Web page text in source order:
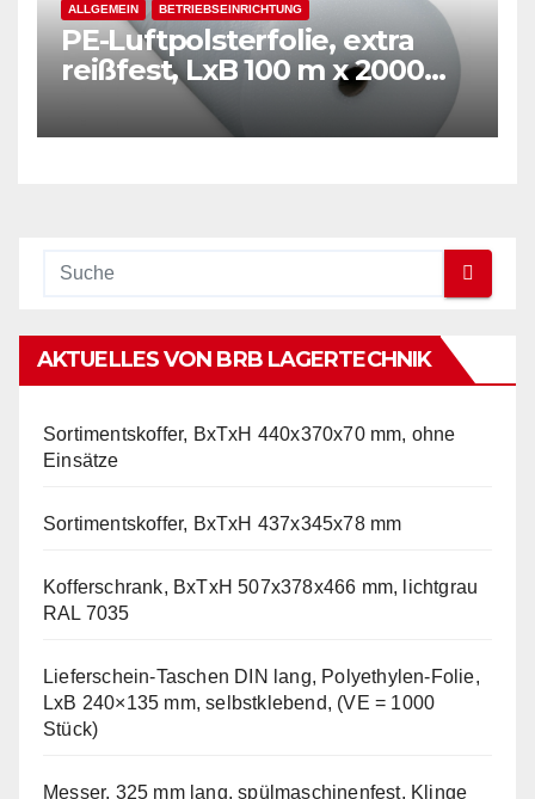
ALLGEMEIN BETRIEBSEINRICHTUNG
PE-Luftpolsterfolie, extra
reißfest, LxB 100 m x 2000
mm, Stärke 50 mµ, 2-Schicht-
Folie, transparent
AKTUELLES VON BRB LAGERTECHNIK
Sortimentskoffer, BxTxH 440x370x70 mm, ohne
Einsätze
Sortimentskoffer, BxTxH 437x345x78 mm
Kofferschrank, BxTxH 507x378x466 mm, lichtgrau
RAL 7035
Lieferschein-Taschen DIN lang, Polyethylen-Folie,
LxB 240×135 mm, selbstklebend, (VE = 1000
Stück)
Messer, 325 mm lang, spülmaschinenfest, Klinge